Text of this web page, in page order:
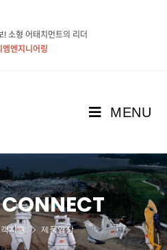
! 소형 어태치먼트의 리더
엠엔지니어링
MENU
지원 제품영상